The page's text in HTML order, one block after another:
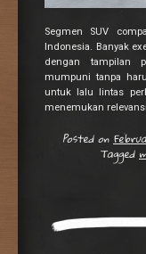
Segmen SUV
Indonesia. Banyak
dengan tampilan
mumpuni tanpa
untuk lalu lintas
menemukan
Posted on
Tagged